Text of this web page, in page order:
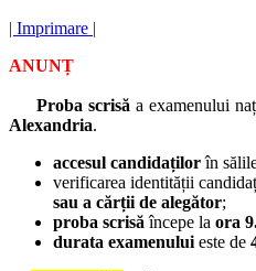
| Imprimare |
ANUNȚ
Proba scrisă a examenului
Alexandria.
accesul candidațilorîn
verificarea identității
sau a cărții de alegător;
proba scrisă începe la ora
durata examenului este de